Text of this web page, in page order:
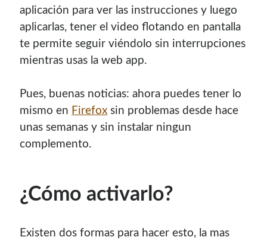
aplicación para ver las instrucciones y luego
aplicarlas, tener el video flotando en pantalla
te permite seguir viéndolo sin interrupciones
mientras usas la web app.
Pues, buenas noticias: ahora puedes tener lo
mismo en Firefox sin problemas desde hace
unas semanas y sin instalar ningun
complemento.
¿Cómo activarlo?
Existen dos formas para hacer esto, la mas